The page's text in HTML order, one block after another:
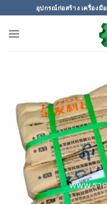
ไป
อุปกรณ์ก่อสร้าง เครื่องมื